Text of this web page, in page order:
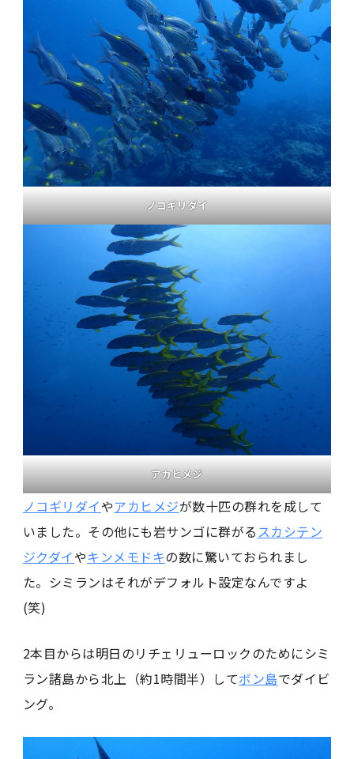
ノコギリダイ
アカヒメジ
ノコギリダイやアカヒメジが数十匹の群れを成して
いました。その他にも岩サンゴに群がるスカシテン
ジクダイやキンメモドキの数に驚いておられまし
た。シミランはそれがデフォルト設定なんですよ
(笑)
2本目からは明日のリチェリューロックのためにシミ
ラン諸島から北上（約1時間半）してボン島でダイビ
ング。